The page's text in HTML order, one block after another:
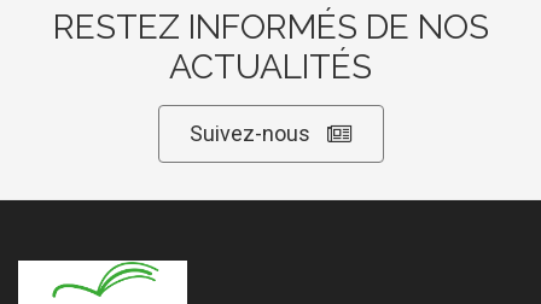
RESTEZ INFORMÉS DE NOS
ACTUALITÉS
Suivez-nous